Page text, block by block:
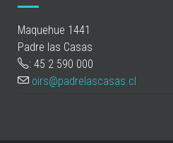
Maquehue 1441
Padre las Casas
: 45 2 590 000
oirs@padrelascasas.cl